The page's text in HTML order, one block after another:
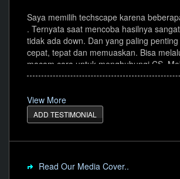
Saya memilih techscape karena
. Ternyata saat mencoba hasilnya
tidak ada down. Dan yang paling
cepat, tepat dan memuaskan. Bisa
macam cara untuk menghubungi CS.
web live chat, telp dll. Hal inilah yang
ditanggapi.
View More
ADD TESTIMONIAL
Read Our Media Cover..